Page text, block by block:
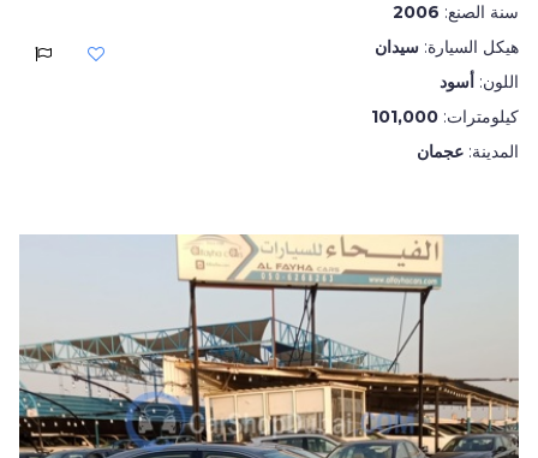
سنة الصنع: 2006
هيكل السيارة: سيدان
اللون: أسود
كيلومترات: 101,000
المدينة: عجمان